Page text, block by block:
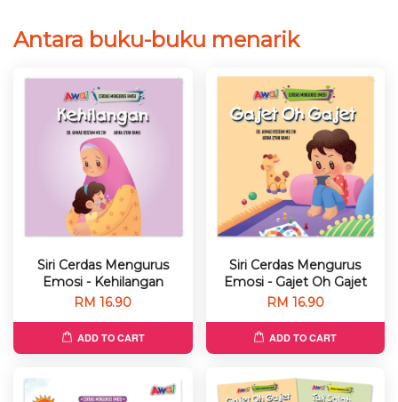
Antara buku-buku menarik
Siri Cerdas Mengurus
Emosi - Kehilangan
RM 16.90
ADD TO CART
Siri Cerdas Mengurus
Emosi - Gajet Oh Gajet
RM 16.90
ADD TO CART